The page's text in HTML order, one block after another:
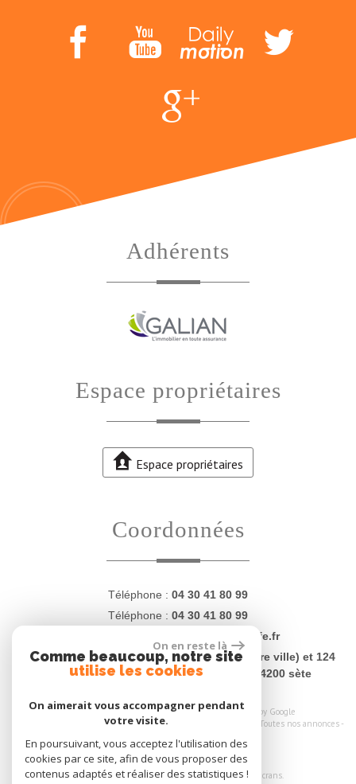
adhérents
espace propriétaires
Espace propriétaires
coordonnées
Téléphone : 04 30 41 80 99
Téléphone : 04 30 41 80 99
contact@proprietesdugolfe.fr
Adresse :4 Quai Charles Lemaresquier (centre ville) et 124
rue Jean Vilar (plages - La Corniche) - 34200 sète
© 2026 | Tous droits réservés | Traduction powered by Google
Mentions légales-Nos honoraires Toutes nos annonces-
Site internet compatible multi-supports,
un seul site adaptable à tous les types d'écrans.
On en reste là
Comme beaucoup, notre site
utilise les cookies
On aimerait vous accompagner pendant
votre visite.
En poursuivant, vous acceptez l'utilisation des
cookies par ce site, afin de vous proposer des
contenus adaptés et réaliser des statistiques !